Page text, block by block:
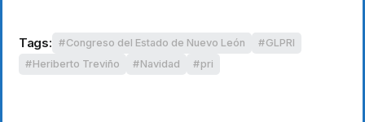
Tags: Congreso del Estado de Nuevo León
GLPRI
Heriberto Treviño
Navidad pri